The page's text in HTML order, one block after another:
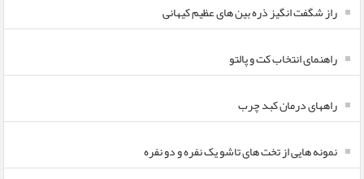
راز شگفت انگیز ذره بین های عظیم کیهانی
راهنمای انتخاب کت و پالتو
راههای درمان کبد چرب
نمونه هایی از تخت های تاشو یک نفره و دو نفره